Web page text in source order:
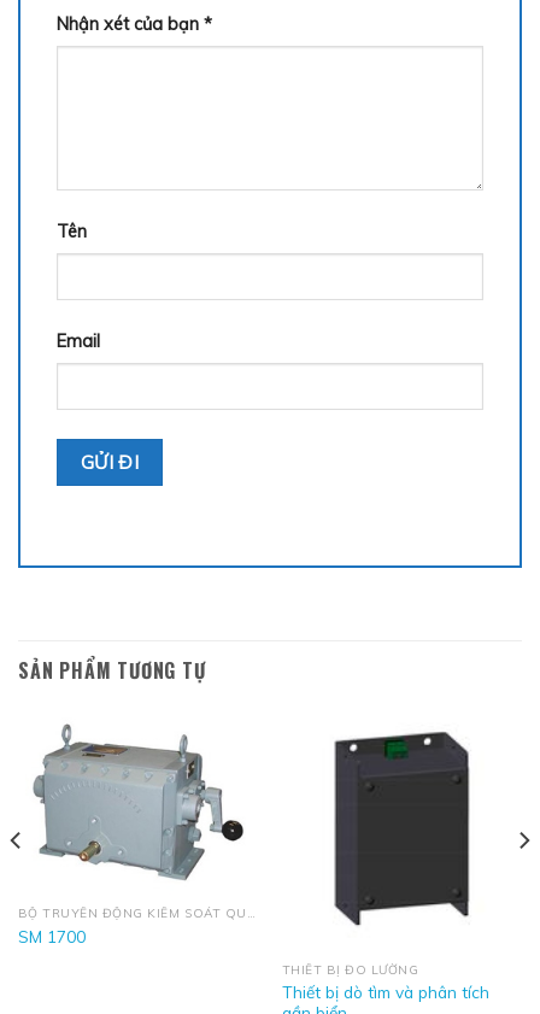
Nhận xét của bạn *
Tên
Email
SẢN PHẨM TƯƠNG TỰ
BỘ TRUYỀN ĐỘNG KIỂM SOÁT QUY TRÌNH
SM 1700
THIẾT BỊ ĐO LƯỜNG
Thiết bị dò tìm và phân tích